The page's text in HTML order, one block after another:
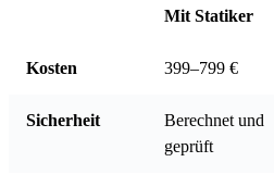
Mit Statiker
Kosten 399–799 €
Sicherheit
Berechnet und
geprüft